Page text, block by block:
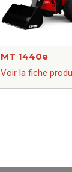
MT 1440e
Voir la fiche